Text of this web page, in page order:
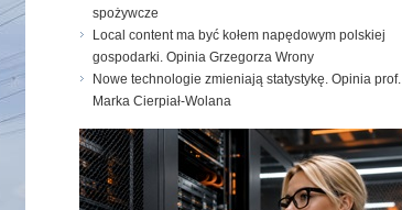
spożywcze
Local content ma być kołem napędowym polskiej
gospodarki. Opinia Grzegorza Wrony
Nowe technologie zmieniają statystykę. Opinia prof.
Marka Cierpiał-Wolana